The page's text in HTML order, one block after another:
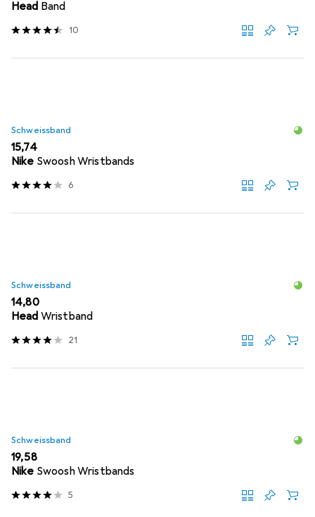
Head Band
10
Schweissband
EUR
15,74
Nike Swoosh Wristbands
6
Schweissband
EUR
14,80
Head Wristband
21
Schweissband
EUR
19,58
Nike Swoosh Wristbands
5